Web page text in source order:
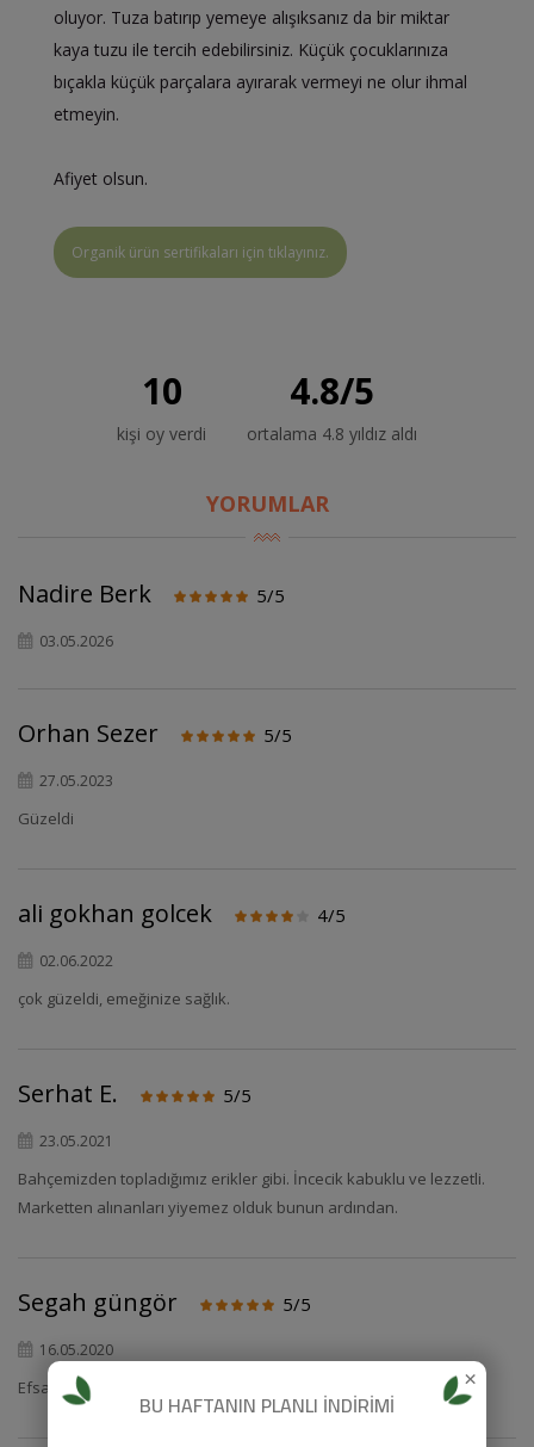
oluyor. Tuza batırıp yemeye alışıksanız da bir miktar
kaya tuzu ile tercih edebilirsiniz. Küçük çocuklarınıza
bıçakla küçük parçalara ayırarak vermeyi ne olur ihmal
etmeyin.
Afiyet olsun.
Organik ürün sertifikaları için tıklayınız.
10
kişi oy verdi
4.8/5
ortalama 4.8 yıldız aldı
YORUMLAR
Nadire Berk 5/5
03.05.2026
Orhan Sezer 5/5
27.05.2023
Güzeldi
ali gokhan golcek 4/5
02.06.2022
çok güzeldi, emeğinize sağlık.
Serhat E. 5/5
23.05.2021
Bahçemizden topladığımız erikler gibi. İncecik kabuklu ve lezzetli.
Marketten alınanları yiyemez olduk bunun ardından.
Segah güngör 5/5
16.05.2020
Efsane:) ×
BU HAFTANIN PLANLI İNDİRİMİ